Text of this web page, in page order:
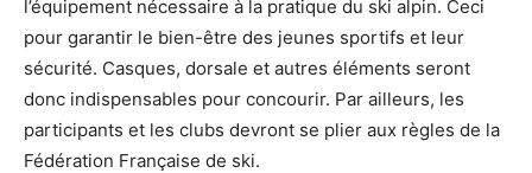
l’équipement nécessaire à la pratique du ski alpin. Ceci
pour garantir le bien-être des jeunes sportifs et leur
sécurité. Casques, dorsale et autres éléments seront
donc indispensables pour concourir. Par ailleurs, les
participants et les clubs devront se plier aux règles de la
Fédération Française de ski.